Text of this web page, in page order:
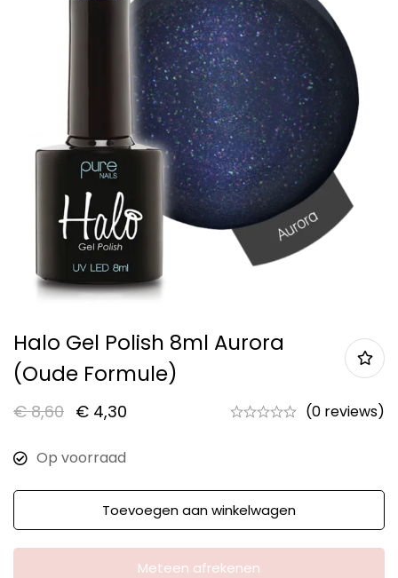
Halo Gel Polish 8ml Aurora
(oude Formule)
€8,60 € 4,30 (0 reviews)
Op voorraad
Toevoegen aan winkelwagen
Meteen afrekenen